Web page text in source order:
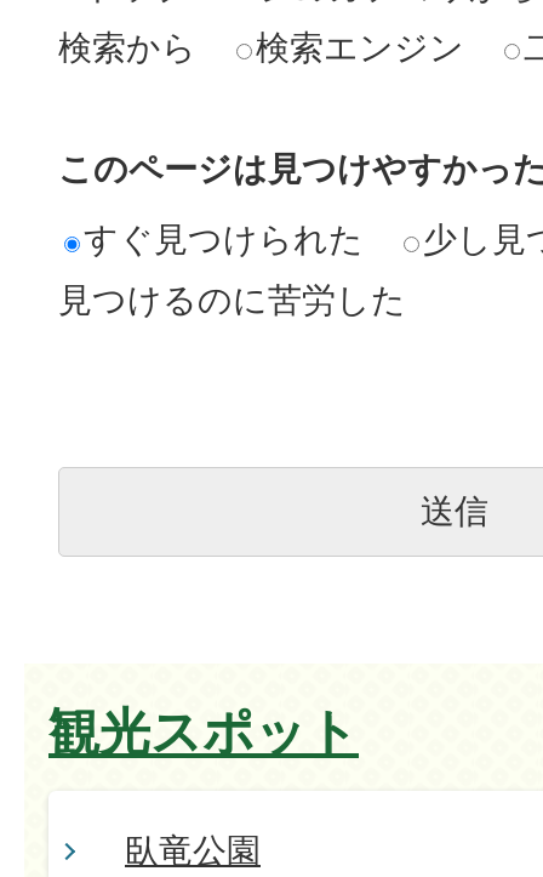
検索から
検索エンジン
このページは見つけやすかっ
すぐ見つけられた
少し見
見つけるのに苦労した
観光スポット
臥竜公園